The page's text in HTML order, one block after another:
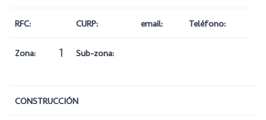
RFC: CURP: email: Teléfono:
Zona: 1 Sub-zona:
CONSTRUCCIÓN